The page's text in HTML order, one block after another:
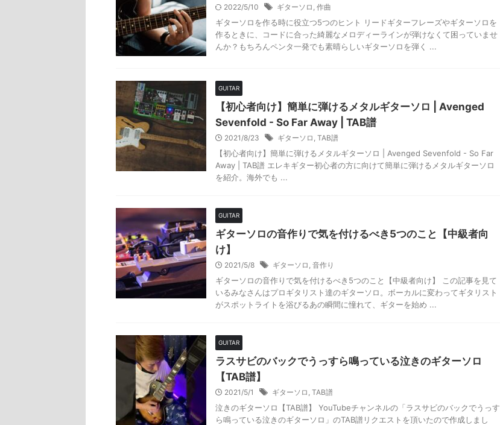
2022/5/10 ギターソロ , 作曲
ギターソロを作る時に役立つ5つのヒント リードギターフレーズやギターソロを
作るときに、コードに合った綺麗なメロディーラインが弾けなくて困っていませ
んか？もちろんペンタ一発でも素晴らしいギターソロを弾く ...
GUITAR
【初心者向け】簡単に弾けるメタルギターソロ | Avenged
Sevenfold - So Far Away | TAB譜
2021/8/23 ギターソロ , TAB譜
【初心者向け】簡単に弾けるメタルギターソロ | Avenged Sevenfold - So Far
Away | TAB譜 エレキギター初心者の方に向けて簡単に弾けるメタルギターソロ
を紹介。海外でも ...
GUITAR
ギターソロの音作りで気を付けるべき5つのこと【中級者向
け】
2021/5/8 ギターソロ , 音作り
ギターソロの音作りで気を付けるべき5つのこと【中級者向け】 この記事を見て
いるみなさんはプロギタリスト達のギターソロ。ボーカルに変わってギタリスト
がスポットライトを浴びるあの瞬間に憧れて、ギターを始め ...
GUITAR
ラスサビのバックでうっすら鳴っている泣きのギターソロ
【TAB譜】
2021/5/1 ギターソロ , TAB譜
泣きのギターソロ【TAB譜】 YouTubeチャンネルの「ラスサビのバックでうっす
ら鳴っている泣きのギターソロ」のTAB譜リクエストを頂いたので作成しまし